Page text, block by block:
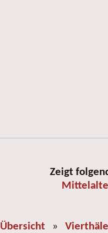
Zeigt
Übersicht »